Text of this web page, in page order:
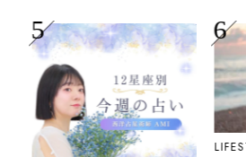
LIFESTYLE